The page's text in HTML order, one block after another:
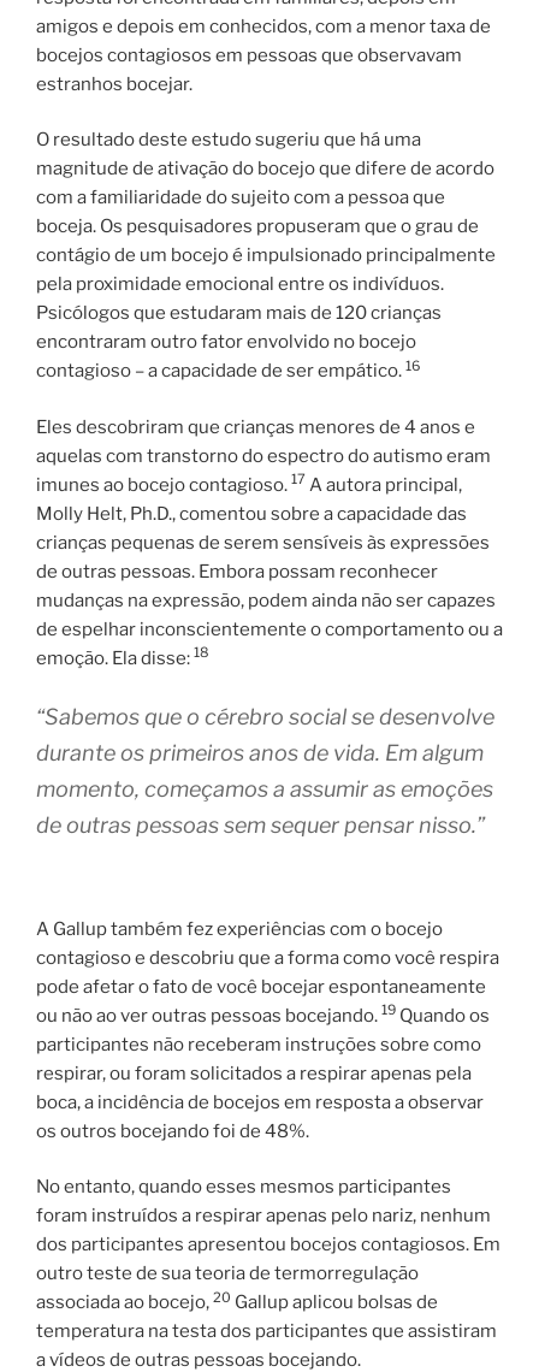
amigos e depois em conhecidos, com a menor taxa de
bocejos contagiosos em pessoas que observavam
estranhos bocejar.
O resultado deste estudo sugeriu que há uma
magnitude de ativação do bocejo que difere de acordo
com a familiaridade do sujeito com a pessoa que
boceja. Os pesquisadores propuseram que o grau de
contágio de um bocejo é impulsionado principalmente
pela proximidade emocional entre os indivíduos.
Psicólogos que estudaram mais de 120 crianças
encontraram outro fator envolvido no bocejo
contagioso – a capacidade de ser empático. 16
Eles descobriram que crianças menores de 4 anos e
aquelas com transtorno do espectro do autismo eram
imunes ao bocejo contagioso. 17 A autora principal,
Molly Helt, Ph.D., comentou sobre a capacidade das
crianças pequenas de serem sensíveis às expressões
de outras pessoas. Embora possam reconhecer
mudanças na expressão, podem ainda não ser capazes
de espelhar inconscientemente o comportamento ou a
emoção. Ela disse: 18
“Sabemos que o cérebro social se desenvolve
durante os primeiros anos de vida. Em algum
momento, começamos a assumir as emoções
de outras pessoas sem sequer pensar nisso.”
A Gallup também fez experiências com o bocejo
contagioso e descobriu que a forma como você respira
pode afetar o fato de você bocejar espontaneamente
ou não ao ver outras pessoas bocejando. 19 Quando os
participantes não receberam instruções sobre como
respirar, ou foram solicitados a respirar apenas pela
boca, a incidência de bocejos em resposta a observar
os outros bocejando foi de 48%.
No entanto, quando esses mesmos participantes
foram instruídos a respirar apenas pelo nariz, nenhum
dos participantes apresentou bocejos contagiosos. Em
outro teste de sua teoria de termorregulação
associada ao bocejo, 20 Gallup aplicou bolsas de
temperatura na testa dos participantes que assistiram
a vídeos de outras pessoas bocejando.